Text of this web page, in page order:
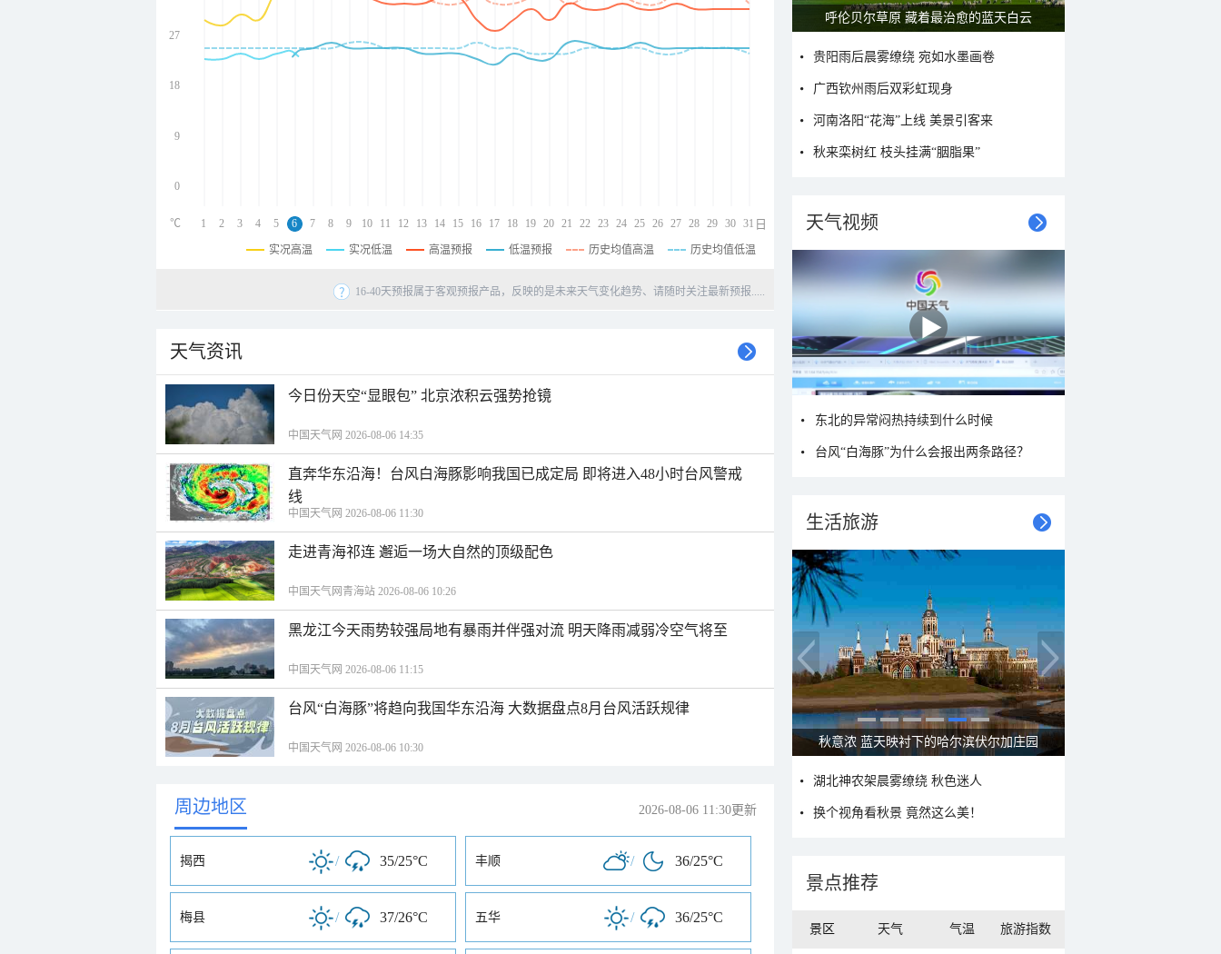
27
18
9
0
1 2 3 4 5 6 7 8 9 10 11 12 13 14 15 16 17 18 19 20 21 22 23 24 25 26 27 28 29 30 31
℃ 日
实况高温 实况低温 高温预报 低温预报 历史均值高温 历史均值低温
16-40天预报属于客观预报产品，反映的是未来天气变化趋势、请随时关注最新预报.....
天气资讯
今日份天空“显眼包” 北京浓积云强势抢镜
中国天气网 2026-08-06 14:35
直奔华东沿海！台风白海豚影响我国已成定局 即将进入48小时台风警戒
线
中国天气网 2026-08-06 11:30
走进青海祁连 邂逅一场大自然的顶级配色
中国天气网青海站 2026-08-06 10:26
黑龙江今天雨势较强局地有暴雨并伴强对流 明天降雨减弱冷空气将至
中国天气网 2026-08-06 11:15
台风“白海豚”将趋向我国华东沿海 大数据盘点8月台风活跃规律
中国天气网 2026-08-06 10:30
周边地区 2026-08-06 11:30更新
揭西 / 35/25°C 丰顺 / 36/25°C
梅县 / 37/26°C 五华 / 36/25°C
一组图感受水中消暑快乐瞬间
贵阳雨后晨雾缭绕 宛如水墨画卷
广西钦州雨后双彩虹现身
河南洛阳“花海”上线 美景引客来
秋来栾树红 枝头挂满“胭脂果”
天气视频
东北的异常闷热持续到什么时候
台风“白海豚”为什么会报出两条路径？
生活旅游
大美新疆—帕米尔高原好风光
湖北神农架晨雾缭绕 秋色迷人
换个视角看秋景 竟然这么美！
景点推荐
景区 天气 气温 旅游指数